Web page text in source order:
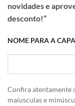
novidades e
desconto!”
NOME PARA A
Confira atentamente
maíusculas e